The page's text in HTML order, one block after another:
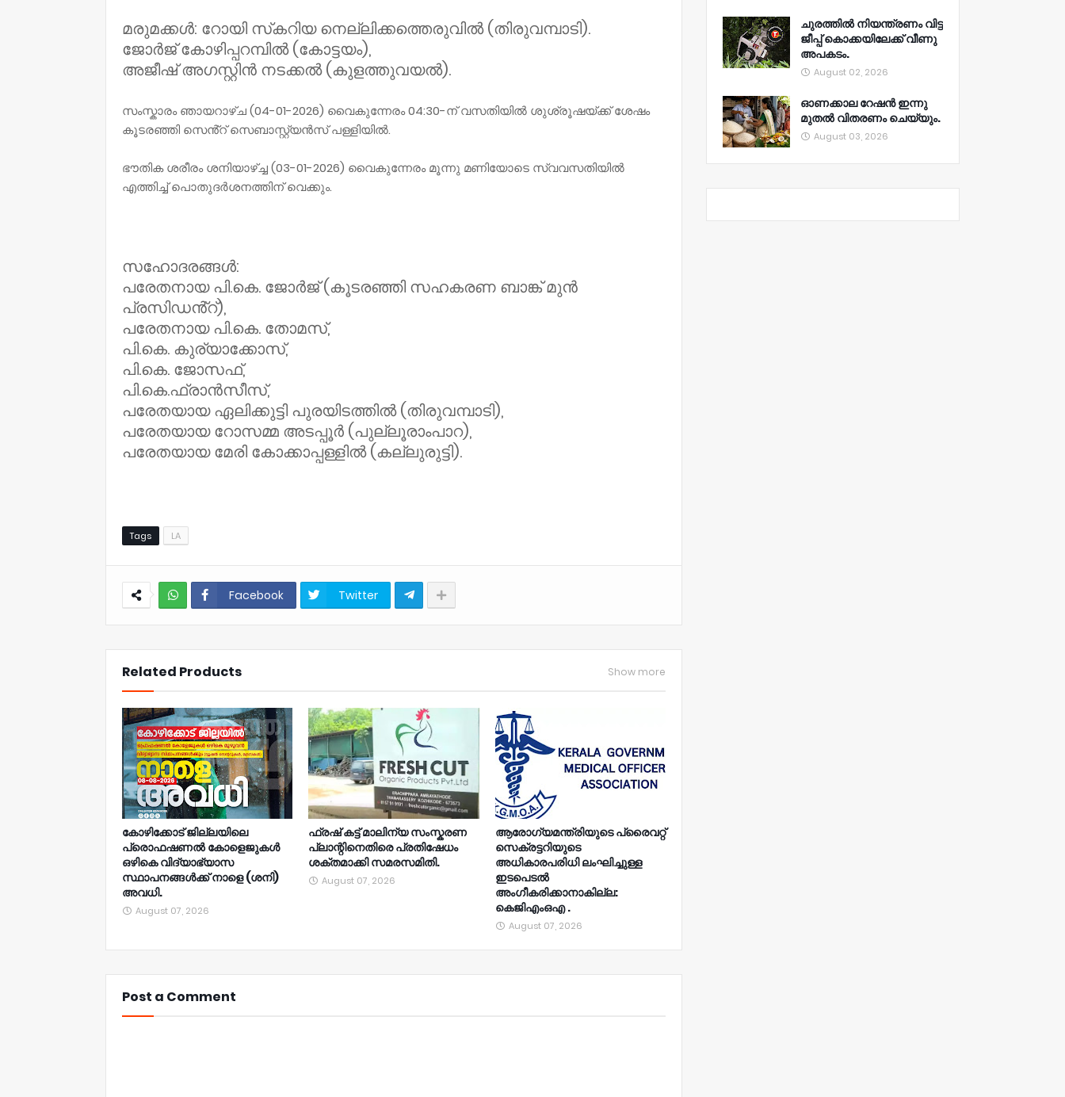
മരുമക്കൾ: റോയി സ്‌കറിയ നെല്ലിക്കത്തെരുവിൽ (തിരുവമ്പാടി).
ജോർജ് കോഴിപ്പറമ്പിൽ (കോട്ടയം),
അജീഷ് അഗസ്റ്റിൻ നടക്കൽ (കുളത്തുവയൽ).
സംസ്കാരം ഞായറാഴ്ച (04-01-2026) വൈകുന്നേരം 04:30-ന് വസതിയിൽ ശുശ്രൂഷയ്ക്ക് ശേഷം
കൂടരഞ്ഞി സെൻ്റ് സെബാസ്റ്റ്യൻസ് പള്ളിയിൽ.
ഭൗതിക ശരീരം ശനിയാഴ്ച്ച (03-01-2026) വൈകുന്നേരം മൂന്നു മണിയോടെ സ്വവസതിയിൽ
എത്തിച്ച് പൊതുദർശനത്തിന് വെക്കും.
സഹോദരങ്ങൾ:
പരേതനായ പി.കെ. ജോർജ് (കൂടരഞ്ഞി സഹകരണ ബാങ്ക് മുൻ
പ്രസിഡൻ്റ്),
പരേതനായ പി.കെ. തോമസ്,
പി.കെ. കുര്യാക്കോസ്,
പി.കെ. ജോസഫ്,
പി.കെ.ഫ്രാൻസീസ്,
പരേതയായ ഏലിക്കുട്ടി പുരയിടത്തിൽ (തിരുവമ്പാടി),
പരേതയായ റോസമ്മ അടപ്പൂർ (പുല്ലൂരാംപാറ),
പരേതയായ മേരി കോക്കാപ്പള്ളിൽ (കല്ലുരുട്ടി).
Tags LA
Facebook Twitter
Related Products Show more
കോഴിക്കോട് ജില്ലയിലെ
പ്രൊഫഷണൽ കോളെജുകൾ
ഒഴികെ വിദ്യാഭ്യാസ
സ്ഥാപനങ്ങൾക്ക് നാളെ (ശനി)
അവധി.
August 07, 2026
ഫ്രഷ് കട്ട് മാലിന്യ സംസ്കരണ
പ്ലാന്റിനെതിരെ പ്രതിഷേധം
ശക്തമാക്കി സമരസമിതി.
August 07, 2026
ആരോഗ്യമന്ത്രിയുടെ പ്രൈവറ്റ്
സെക്രട്ടറിയുടെ
അധികാരപരിധി ലംഘിച്ചുള്ള
ഇടപെടൽ
അംഗീകരിക്കാനാകില്ല:
കെജിഎംഒഎ .
August 07, 2026
Post a Comment
ചുരത്തിൽ നിയന്ത്രണം വിട്ട
ജീപ്പ് കൊക്കയിലേക്ക് വീണു
അപകടം.
August 02, 2026
ഓണക്കാല റേഷൻ ഇന്നു
മുതല്‍ വിതരണം ചെയ്യും.
August 03, 2026